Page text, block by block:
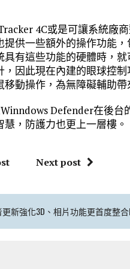
4C或是可讓系統廠
供一些額外的操作功能
有這些功能的硬體時，
因此現在內建的眼球控
動操作，為無障礙輔助帶
Defender在後台
，防護力也更上一層樓。
Next post
更新強化3D、相片功能更首度整